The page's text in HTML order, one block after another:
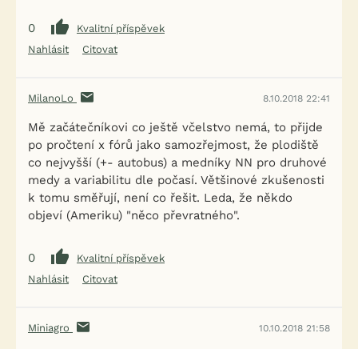
0
Kvalitní příspěvek
Nahlásit
Citovat
MilanoLo 8.10.2018 22:41
Mě začátečníkovi co ještě včelstvo nemá, to přijde
po pročtení x fórů jako samozřejmost, že plodiště
co nejvyšší (+- autobus) a medníky NN pro druhové
medy a variabilitu dle počasí. Většinové zkušenosti
k tomu směřují, není co řešit. Leda, že někdo
objeví (Ameriku) "něco převratného".
0
Kvalitní příspěvek
Nahlásit
Citovat
Miniagro 10.10.2018 21:58